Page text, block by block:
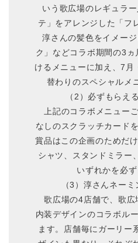
いう歌広場のレギュラ
テ」をアレンジした「フ
淳さんの髪色をイメー
ク」などコラボ期間の3
けるメニューに加え、7月
替わりのスペシャルメ
（2）必ずもらえ
上記のコラボメニュー
なしのスクラッチカード
賞品はこの企画のためだ
シャツ、スタンドミラー
いずれかを必ず
（3）淳さんネーミ
歌広場の4店舗で、歌広
内装デザインのコラボル
ます。店舗毎にガーリー